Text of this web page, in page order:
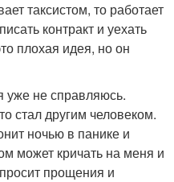
таксистом, то работает
контракт и уехать
плохая идея, но он
уже не справляюсь.
стал другим человеком.
ночью в панике и
может кричать на меня и
прощения и